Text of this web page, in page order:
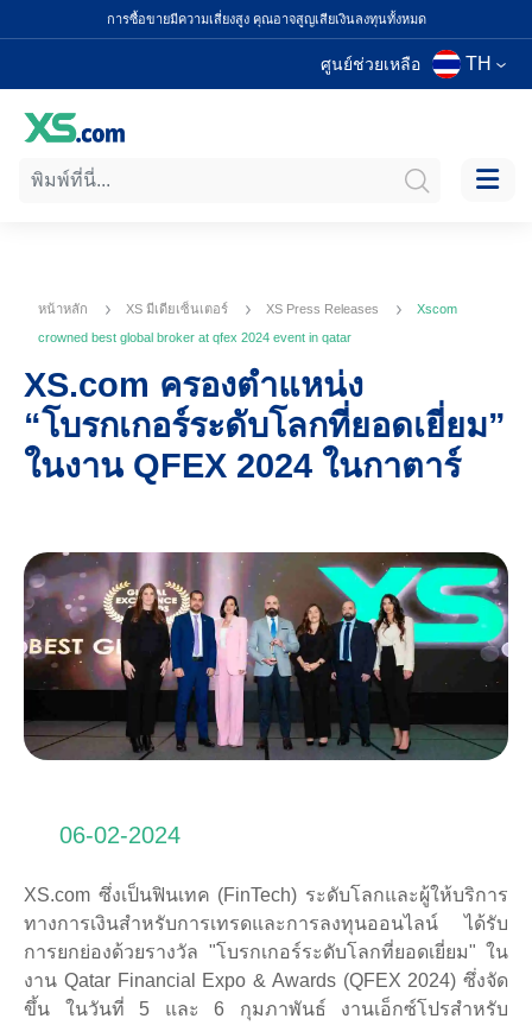
การซื้อขายมีความเสี่ยงสูง คุณอาจสูญเสียเงินลงทุนทั้งหมด
ศูนย์ช่วยเหลือ TH
หน้าหลัก XS มีเดียเซ็นเตอร์ XS Press Releases
Xscom
crowned best global broker at qfex 2024 event in qatar
XS.com ครองตำแหน่ง
“โบรกเกอร์ระดับโลกที่ยอดเยี่ยม”
ในงาน QFEX 2024 ในกาตาร์
06-02-2024
XS.com ซึ่งเป็นฟินเทค (FinTech) ระดับโลกและผู้ให้บริการ
ทางการเงินสำหรับการเทรดและการลงทุนออนไลน์ ได้รับ
การยกย่องด้วยรางวัล "โบรกเกอร์ระดับโลกที่ยอดเยี่ยม" ใน
งาน Qatar Financial Expo & Awards (QFEX 2024) ซึ่งจัด
ขึ้น ในวันที่ 5 และ 6 กุมภาพันธ์ งานเอ็กซ์โปรสำหรับ